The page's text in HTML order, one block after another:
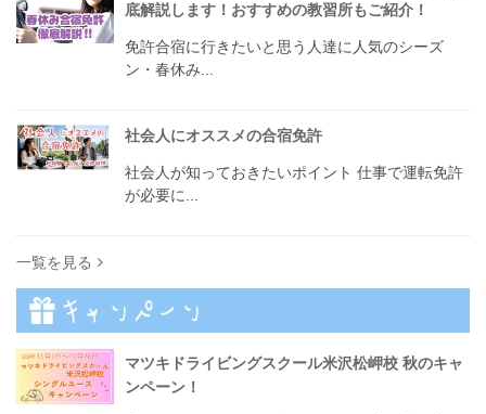
底解説します！おすすめの教習所もご紹介！
免許合宿に行きたいと思う人達に人気のシーズ
ン・春休み...
社会人にオススメの合宿免許
社会人が知っておきたいポイント 仕事で運転免許
が必要に...
一覧を見る
マツキドライビングスクール米沢松岬校 秋のキャ
ンペーン！